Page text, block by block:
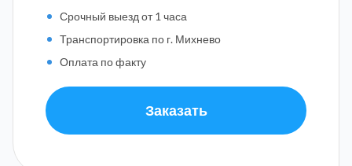
Срочный выезд от 1 часа
Транспортировка по г. Михнево
Оплата по факту
Заказать